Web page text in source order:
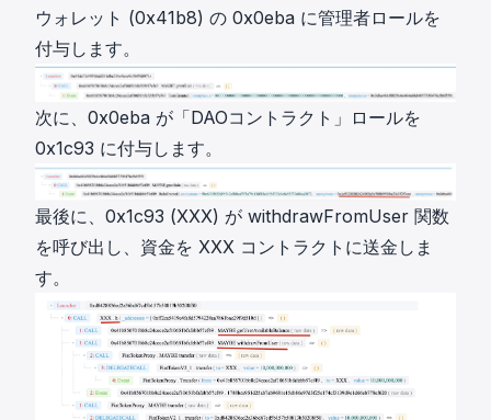
ウォレット (0x41b8) の 0x0eba に管理者ロールを
付与します。
次に、0x0eba が「DAOコントラクト」ロールを
0x1c93 に付与します。
最後に、0x1c93 (XXX) が withdrawFromUser 関数
を呼び出し、資金を XXX コントラクトに送金しま
す。